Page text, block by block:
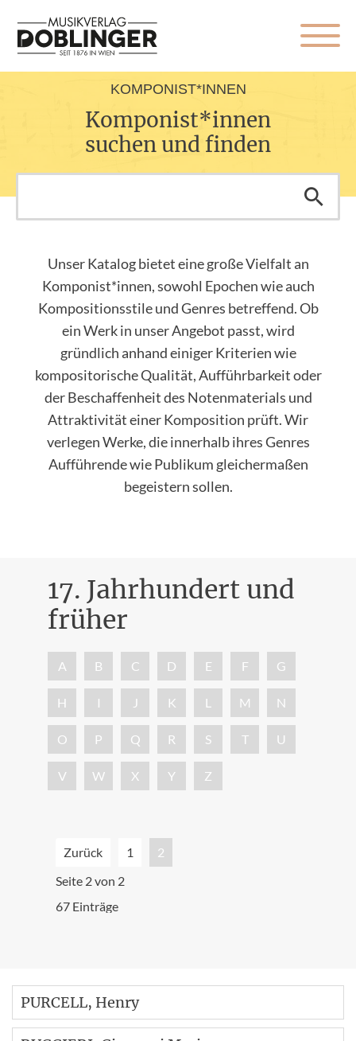
KOMPONIST*INNEN
Komponist*innen
suchen und finden
Unser Katalog bietet eine große Vielfalt an
Komponist*innen, sowohl Epochen wie auch
Kompositionsstile und Genres betreffend. Ob
ein Werk in unser Angebot passt, wird
gründlich anhand einiger Kriterien wie
kompositorische Qualität, Aufführbarkeit oder
der Beschaffenheit des Notenmaterials und
Attraktivität einer Komposition prüft. Wir
verlegen Werke, die innerhalb ihres Genres
Aufführende wie Publikum gleichermaßen
begeistern sollen.
17. Jahrhundert und
früher
A B C D E F G
H I J K L M N
O P Q R S T U
V W X Y Z
Zurück 1
2
Seite 2 von 2
67 Einträge
PURCELL, Henry